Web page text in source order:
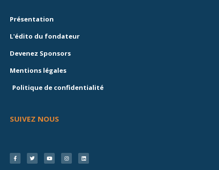
Présentation
L'édito du fondateur
Devenez Sponsors
Mentions légales
Politique de confidentialité
SUIVEZ NOUS